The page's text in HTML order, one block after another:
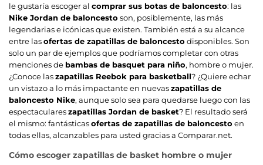
le gustaría escoger al comprar sus botas de baloncesto: las
Nike Jordan de baloncesto son, posiblemente, las más
legendarias e icónicas que existen. También está a su alcance
entre lasofertas de zapatillas de baloncesto disponibles. Son
solo un par de ejemplos que podríamos completar con otras
menciones de bambas de basquet para niño, hombre o mujer.
¿Conoce laszapatillas Reebok para basketball? ¿Quiere echar
un vistazo a lo más impactante en nuevaszapatillas de
baloncesto Nike, aunque solo sea para quedarse luego con las
espectaculareszapatillas Jordan de basket? El resultado será
el mismo: fantásticasofertas de zapatillas de baloncesto en
todas ellas, alcanzables para usted gracias a Comparar.net.
Cómo escoger zapatillas de basket hombre o mujer